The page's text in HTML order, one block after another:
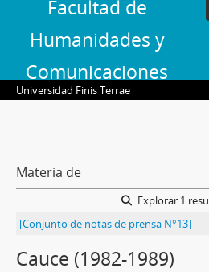
Facultad de
Humanidades y
Comunicaciones
Universidad Finis Terrae
Materia de
Explorar 1
[Conjunto de notas de prensa N°13]
Cauce (1982-1989)